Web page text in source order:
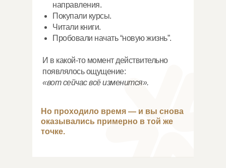
направления.
Покупали курсы.
Читали книги.
Пробовали начать “новую жизнь”.
И в какой-то момент действительно
появлялось ощущение:
«вот сейчас всё изменится».
Но проходило время — и вы снова
оказывались примерно в той же
точке.